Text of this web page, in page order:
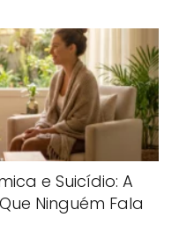
e Suicídio: A
Ninguém Fala